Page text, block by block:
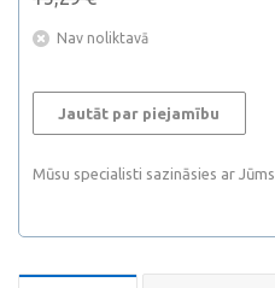
Nav noliktavā
Jautāt par piejamību
Mūsu specialisti sazināsies ar Jūms